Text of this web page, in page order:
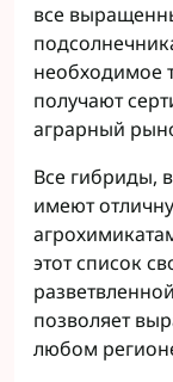
все
необходимое
получают
аграрный
Все гибриды,
имеют
этот список
позволяет
любом